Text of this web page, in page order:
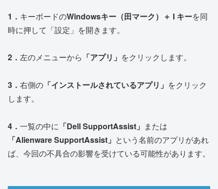
1． キーボードのWindowsキー（田マーク）＋ I キーを同
時に押して「設定」を開きます。
2． 左のメニューから 「アプリ」 をクリックします。
3． 右側の 「インストールされているアプリ」 をクリック
します。
4． 一覧の中に 「Dell SupportAssist」 または
「Alienware SupportAssist」 という名前のアプリがあれ
ば、今回の不具合の影響を受けている可能性があります。